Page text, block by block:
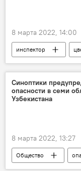
8 марта 2022, 14:00
инспектор
8 марта
Фото
Синоптики
опасности в семи
Узбекистана
8 марта 2022, 13:27
Общество